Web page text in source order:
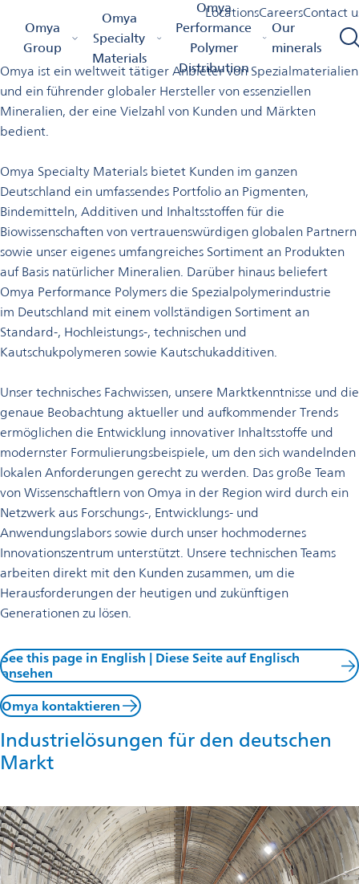
LocationsCareersContact
Omya
Group
Omya
Specialty
Materials
Omya
Performance
Polymer
Distribution
Our
minerals
Omya HomepageOmya GroupLocations
Willkommen bei Omya in
Deutschland
Omya ist ein weltweit tätiger Anbieter von Spezialmaterialien
und ein führender globaler Hersteller von essenziellen
Mineralien, der eine Vielzahl von Kunden und Märkten
bedient.
Omya Specialty Materials bietet Kunden im ganzen
Deutschland ein umfassendes Portfolio an Pigmenten,
Bindemitteln, Additiven und Inhaltsstoffen für die
Biowissenschaften von vertrauenswürdigen globalen Partnern
sowie unser eigenes umfangreiches Sortiment an Produkten
auf Basis natürlicher Mineralien. Darüber hinaus beliefert
Omya Performance Polymers die Spezialpolymerindustrie
im Deutschland mit einem vollständigen Sortiment an
Standard-, Hochleistungs-, technischen und
Kautschukpolymeren sowie Kautschukadditiven.
Unser technisches Fachwissen, unsere Marktkenntnisse und die
genaue Beobachtung aktueller und aufkommender Trends
ermöglichen die Entwicklung innovativer Inhaltsstoffe und
modernster Formulierungsbeispiele, um den sich wandelnden
lokalen Anforderungen gerecht zu werden. Das große Team
von Wissenschaftlern von Omya in der Region wird durch ein
Netzwerk aus Forschungs-, Entwicklungs- und
Anwendungslabors sowie durch unser hochmodernes
Innovationszentrum unterstützt. Unsere technischen Teams
arbeiten direkt mit den Kunden zusammen, um die
Herausforderungen der heutigen und zukünftigen
Generationen zu lösen.
See this page in English | Diese Seite auf Englisch
ansehen
Omya kontaktieren
Industrielösungen für den deutschen
Markt